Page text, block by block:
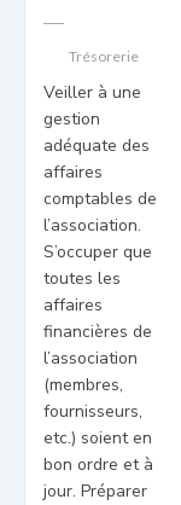
Trésorerie
Veiller à une
gestion
adéquate des
affaires
comptables de
l’association.
S’occuper que
toutes les
affaires
financières de
l’association
(membres,
fournisseurs,
etc.) soient en
bon ordre et à
jour. Préparer